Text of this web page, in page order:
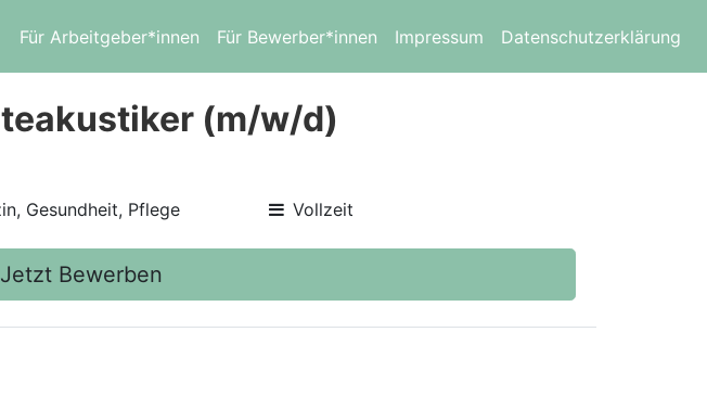
Für Arbeitgeber*innen Für Bewerber*innen Impressum Datenschutzerklärung
(m/w/d)
Gesundheit, Pflege Vollzeit
Jetzt Bewerben